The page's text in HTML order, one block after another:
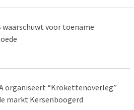
waarschuwt voor toename
organiseert “Krokettenoverleg”
markt Kersenboogerd